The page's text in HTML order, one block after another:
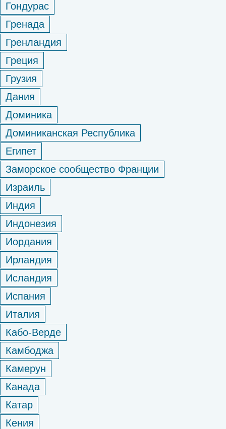
Гондурас
Гренада
Гренландия
Греция
Грузия
Дания
Доминика
Доминиканская Республика
Египет
Заморское сообщество Франции
Израиль
Индия
Индонезия
Иордания
Ирландия
Исландия
Испания
Италия
Кабо-Верде
Камбоджа
Камерун
Канада
Катар
Кения